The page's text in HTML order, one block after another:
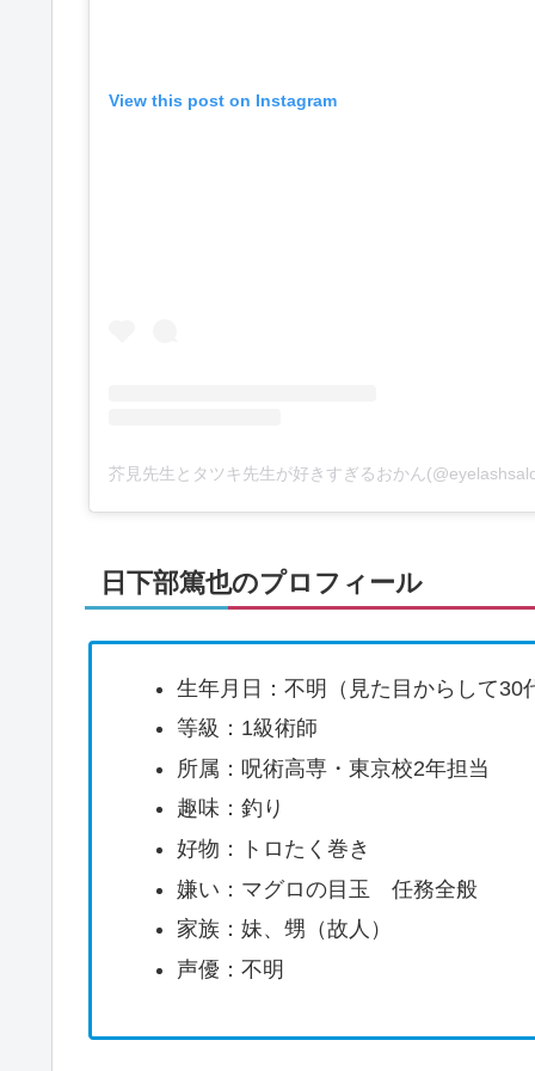
View this post on Instagram
日下部篤也のプロフィール
生年月日：不明（見た目からして30
等級：1級術師
所属：呪術高専・東京校2年担当
趣味：釣り
好物：トロたく巻き
嫌い：マグロの目玉 任務全般
家族：妹、甥（故人）
声優：不明